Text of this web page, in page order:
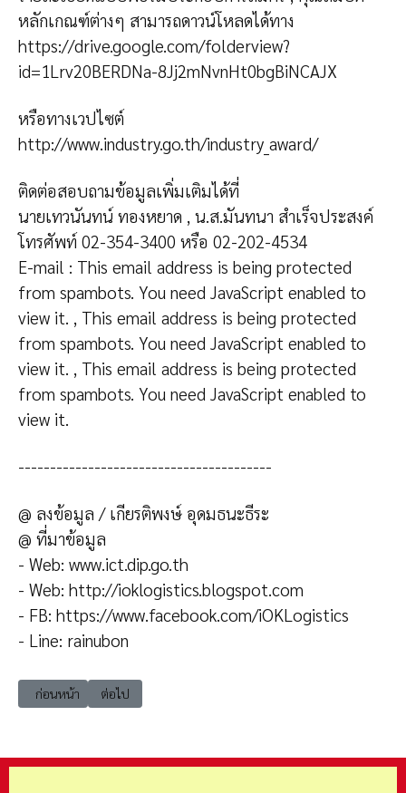
หลักเกณฑ์ต่างๆ สามารถดาวน์โหลดได้ทาง
https://drive.google.com/folderview?
id=1Lrv20BERDNa-8Jj2mNvnHt0bgBiNCAJX
หรือทางเวปไซต์
http://www.industry.go.th/industry_award/
ติดต่อสอบถามข้อมูลเพิ่มเติมได้ที่
นายเทวนันทน์ ทองหยาด , น.ส.มันทนา สำเร็จประสงค์
โทรศัพท์ 02-354-3400 หรือ 02-202-4534
E-mail : This email address is being protected
from spambots. You need JavaScript enabled to
view it. , This email address is being protected
from spambots. You need JavaScript enabled to
view it. , This email address is being protected
from spambots. You need JavaScript enabled to
view it.
----------------------------------------
@ ลงข้อมูล / เกียรติพงษ์ อุดมธนะธีระ
@ ที่มาข้อมูล
- Web: www.ict.dip.go.th
- Web: http://ioklogistics.blogspot.com
- FB: https://www.facebook.com/iOKLogistics
- Line: rainubon
เนื้อหาก่อนหน้า: HR-PR-181020
ก่อนหน้า เนื้อหาถัดไป: 9 มาตรการส่งเสริมที่ไม่ใช่ด้านการเงิน + มาตร
ต่อไป